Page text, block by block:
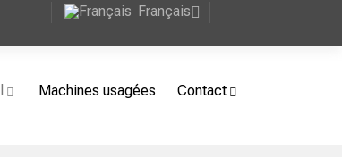
Français
Machines usagées Contact